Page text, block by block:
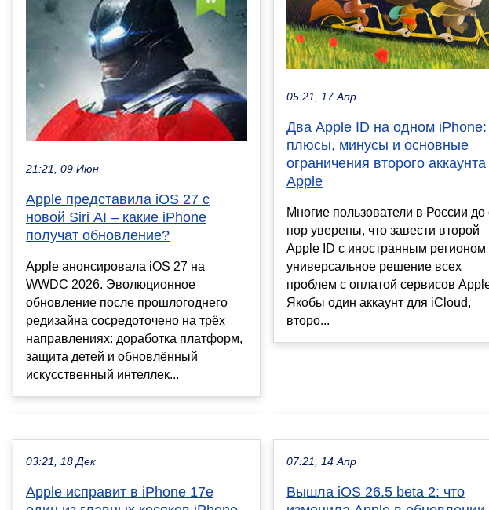
21:21, 09 Июн
Apple представила iOS 27 с
новой Siri AI – какие iPhone
получат обновление?
Apple анонсировала iOS 27 на
WWDC 2026. Эволюционное
обновление после прошлогоднего
редизайна сосредоточено на трёх
направлениях: доработка платформ,
защита детей и обновлённый
искусственный интеллек...
05:21, 17 Апр
Два Apple ID на одном iPhone:
плюсы, минусы и основные
ограничения второго аккаунта
Apple
Многие пользователи в России до
пор уверены, что завести второй
Apple ID с иностранным
универсальное решение всех
проблем с оплатой сервисов
Якобы один аккаунт для iCloud,
второ...
03:21, 18 Дек
Apple исправит в iPhone 17e
07:21, 14 Апр
Вышла iOS 26.5 beta 2: что